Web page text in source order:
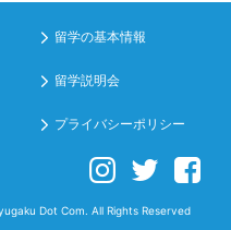
留学の基本情報
留学説明会
プライバシーポリシー
Dot Com. All Rights Reserved